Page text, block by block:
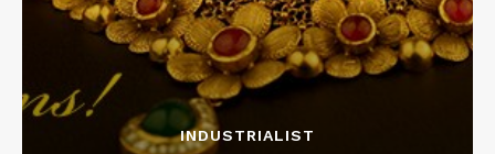
INDUSTRIALIST